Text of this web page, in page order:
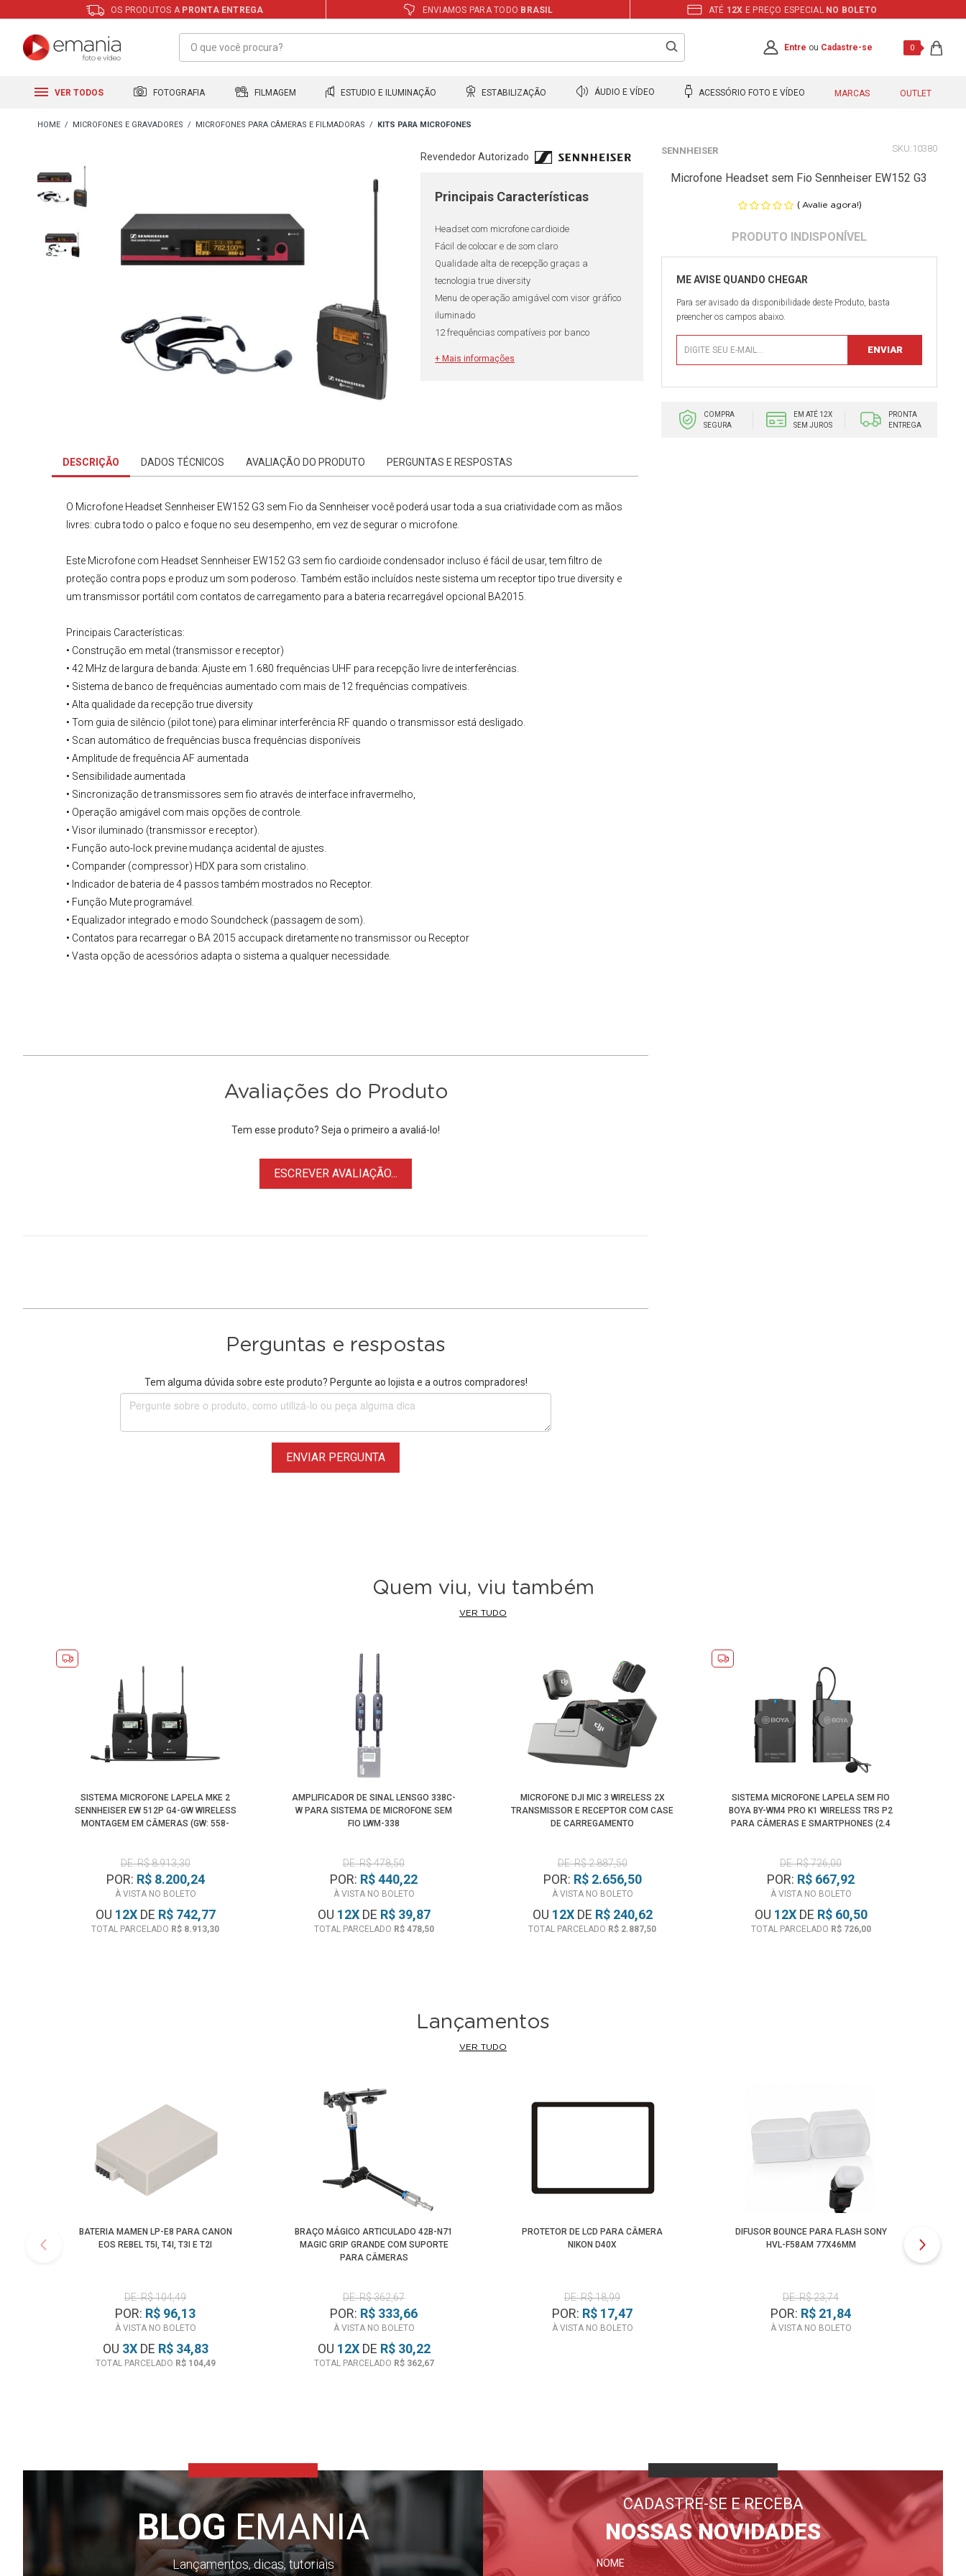
OS PRODUTOS A PRONTA ENTREGA ENVIAMOS PARA TODO BRASIL ATÉ 12X E PREÇO ESPECIAL NO BOLETO
Entre ou Cadastre-se 0
VER TODOS FOTOGRAFIA FILMAGEM ESTUDIO E ILUMINAÇÃO ESTABILIZAÇÃO ÁUDIO E VÍDEO ACESSÓRIO FOTO E VÍDEO MARCAS OUTLET
MICROFONES E GRAVADORES MICROFONES PARA CÂMERAS E FILMADORAS KITS PARA MICROFONES
Revendedor Autorizado
Principais Características
Headset com microfone cardioide
Fácil de colocar e de som claro
Qualidade alta de recepção graças a
tecnologia true diversity
Menu de operação amigável com visor gráfico
iluminado
12 frequências compatíveis por banco
+ Mais informações
SENNHEISER 10380
Microfone Headset sem Fio Sennheiser EW152 G3
( Avalie agora!)
Para ser avisado da disponibilidade deste Produto, basta
preencher os campos abaixo.
COMPRA
SEGURA
EM ATÉ 12X
SEM JUROS
PRONTA
ENTREGA
DESCRIÇÃO DADOS TÉCNICOS AVALIAÇÃO DO PRODUTO PERGUNTAS E RESPOSTAS
O Microfone Headset Sennheiser EW152 G3 sem Fio da Sennheiser você poderá usar toda a sua criatividade com as mãos
livres: cubra todo o palco e foque no seu desempenho, em vez de segurar o microfone.
Este Microfone com Headset Sennheiser EW152 G3 sem fio cardioide condensador incluso é fácil de usar, tem filtro de
proteção contra pops e produz um som poderoso. Também estão incluídos neste sistema um receptor tipo true diversity e
um transmissor portátil com contatos de carregamento para a bateria recarregável opcional BA2015
Principais Características:
• Construção em metal (transmissor e receptor)
• 42 MHz de largura de banda: Ajuste em 1.680 frequências UHF para recepção livre de interferências.
• Sistema de banco de frequências aumentado com mais de 12 frequências compatíveis.
• Alta qualidade da recepção true diversity
• Tom guia de silêncio (pilot tone) para eliminar interferência RF quando o transmissor está desligado.
• Scan automático de frequências busca frequências disponíveis
• Amplitude de frequência AF aumentada
• Sensibilidade aumentada
• Sincronização de transmissores sem fio através de interface infravermelho,
• Operação amigável com mais opções de controle.
• Visor iluminado (transmissor e receptor).
• Função auto-lock previne mudança acidental de ajustes.
• Compander (compressor) HDX para som cristalino.
• Indicador de bateria de 4 passos também mostrados no Receptor.
• Função Mute programável.
• Equalizador integrado e modo Soundcheck (passagem de som).
• Contatos para recarregar o BA 2015 accupack diretamente no transmissor ou Receptor
• Vasta opção de acessórios adapta o sistema a qualquer necessidade.
Avaliações do Produto
Tem esse produto? Seja o primeiro a avaliá-lo!
ESCREVER AVALIAÇÃO...
Perguntas e respostas
Tem alguma dúvida sobre este produto? Pergunte ao lojista e a outros compradores!
ENVIAR PERGUNTA
Quem viu, viu também
VER TUDO
SISTEMA MICROFONE LAPELA MKE 2
SENNHEISER EW 512P G4-GW WIRELESS
MONTAGEM EM CÂMERAS (GW: 558-
DE: R$ 8.913,30
POR: R$ 8.200,24
À VISTA NO BOLETO
OU 12XDE R$ 742,77
TOTAL PARCELADO R$ 8.913,30
AMPLIFICADOR DE SINAL LENSGO 338C-
W PARA SISTEMA DE MICROFONE SEM
FIO LWM-338
DE: R$ 478,50
POR: R$ 440,22
À VISTA NO BOLETO
OU 12XDE R$ 39,87
TOTAL PARCELADO R$ 478,50
MICROFONE DJI MIC 3 WIRELESS 2X
TRANSMISSOR E RECEPTOR COM CASE
DE CARREGAMENTO
DE: R$ 2.887,50
POR: R$ 2.656,50
À VISTA NO BOLETO
OU 12XDE R$ 240,62
TOTAL PARCELADO R$ 2.887,50
SISTEMA MICROFONE LAPELA SEM FIO
BOYA BY-WM4 PRO K1 WIRELESS TRS P2
PARA CÂMERAS E SMARTPHONES (2.4
DE: R$ 726,00
POR: R$ 667,92
À VISTA NO BOLETO
OU 12XDE R$ 60,50
TOTAL PARCELADO R$ 726,00
Lançamentos
VER TUDO
BATERIA MAMEN LP-E8 PARA CANON
EOS REBEL T5I, T4I, T3I E T2I
DE: R$ 104,49
POR: R$ 96,13
À VISTA NO BOLETO
OU 3XDE R$ 34,83
TOTAL PARCELADO R$ 104,49
BRAÇO MÁGICO ARTICULADO 42B-N71
MAGIC GRIP GRANDE COM SUPORTE
PARA CÂMERAS
DE: R$ 362,67
POR: R$ 333,66
À VISTA NO BOLETO
OU 12XDE R$ 30,22
TOTAL PARCELADO R$ 362,67
PROTETOR DE LCD PARA CÂMERA
NIKON D40X
DE: R$ 18,99
POR: R$ 17,47
À VISTA NO BOLETO
DIFUSOR BOUNCE PARA FLASH SONY
HVL-F58AM 77X46MM
DE: R$ 23,74
POR: R$ 21,84
À VISTA NO BOLETO
BLOGEMANIA
Lançamentos, dicas, tutoriais
CADASTRE-SE E RECEBA
NOSSAS NOVIDADES